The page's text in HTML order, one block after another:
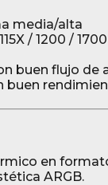
media/alta
/ 1200 /
buen flujo de
buen
en
ARGB.